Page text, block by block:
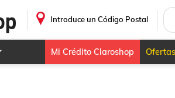
Introduce un Código Postal
Mi Crédito Claroshop Ofertas